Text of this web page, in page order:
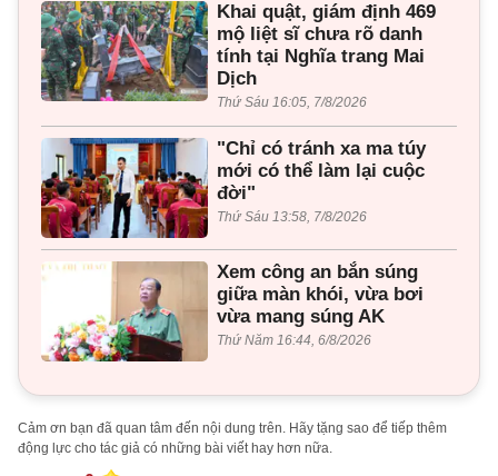
Khai quật, giám định 469
mộ liệt sĩ chưa rõ danh
tính tại Nghĩa trang Mai
Dịch
Thứ Sáu 16:05, 7/8/2026
"Chỉ có tránh xa ma túy
mới có thể làm lại cuộc
đời"
Thứ Sáu 13:58, 7/8/2026
Xem công an bắn súng
giữa màn khói, vừa bơi
vừa mang súng AK
Thứ Năm 16:44, 6/8/2026
Cảm ơn bạn đã quan tâm đến nội dung trên. Hãy tặng sao để tiếp thêm
động lực cho tác giả có những bài viết hay hơn nữa.